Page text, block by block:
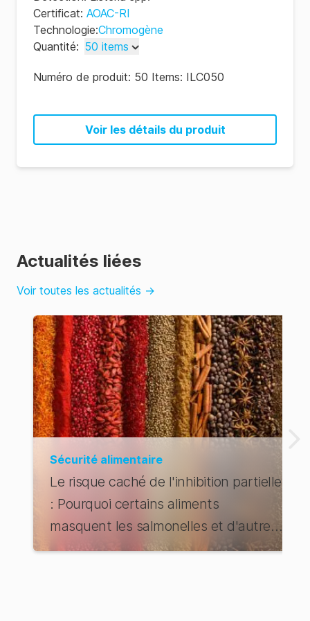
Certificat: AOAC-RI
Technologie:Chromogène
Quantité: 50 items
100 items
Numéro de produit: 50 Items: ILC050
Voir les détails du produit
Actualités liées
Voir toutes les actualités →
Sécurité alimentaire
Le risque caché de l'inhibition partielle
: Pourquoi certains aliments
masquent les salmonelles et d'autres
agents pathogènes